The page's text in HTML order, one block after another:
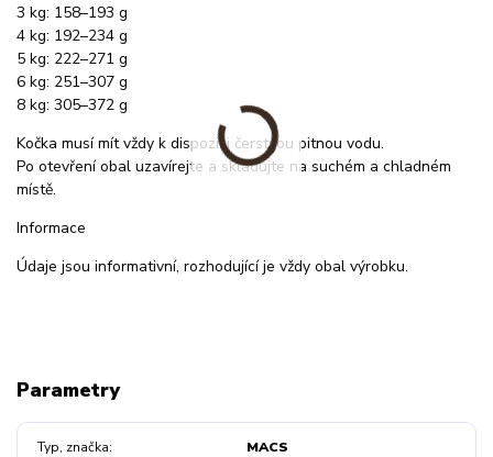
3 kg: 158–193 g
4 kg: 192–234 g
5 kg: 222–271 g
6 kg: 251–307 g
8 kg: 305–372 g
Kočka musí mít vždy k dispozici čerstvou pitnou vodu.
Po otevření obal uzavírejte a skladujte na suchém a chladném
místě.
Informace
Údaje jsou informativní, rozhodující je vždy obal výrobku.
Parametry
Typ, značka MACS